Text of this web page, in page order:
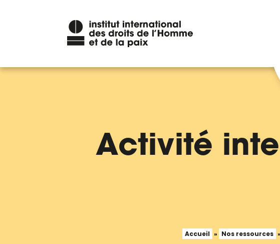
Activité
Accueil » Nos ressources »